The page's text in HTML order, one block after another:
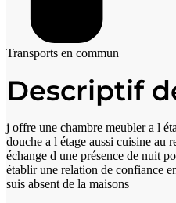
Transports en commun
Descriptif
j offre une chambre meubler a l
douche a l étage aussi cuisine au
échange d une présence de nuit
établir une relation de confiance
suis absent de la maisons